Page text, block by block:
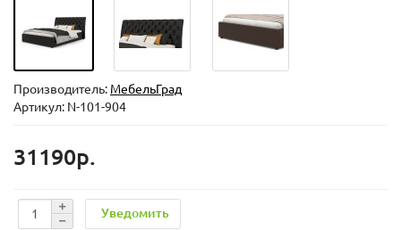
Производитель: МебельГрад
Артикул: N-101-904
31190р.
Уведомить